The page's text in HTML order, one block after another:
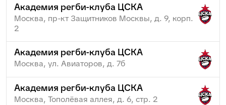
Академия регби-клуба ЦСКА
Москва, пр-кт Защитников Москвы, д. 9, корп.
2
Академия регби-клуба ЦСКА
Москва, ул. Авиаторов, д. 7б
Академия регби-клуба ЦСКА
Москва, Тополёвая аллея, д. 6, стр. 2